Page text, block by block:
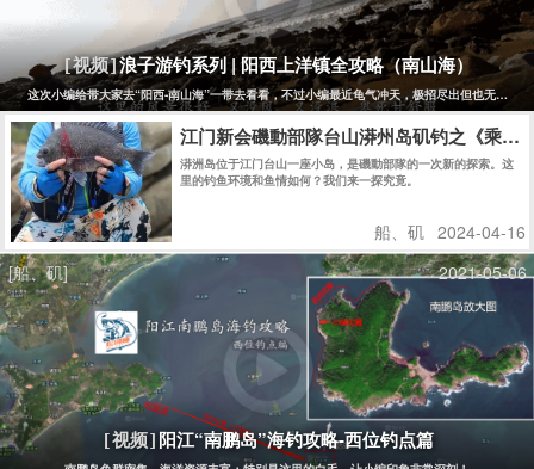
[视频]浪子游钓系列 | 阳西上洋镇全攻略（南山海）
这次小编给带大家去“阳西-南山海”一带去看看，不过小编最近龟气冲天，极招尽出但也无力回
江门新会磯動部隊台山漭州岛矶钓之《乘风
漭洲岛位于江门台山一座小岛，是磯動部隊的一次新的探索。这
里的钓鱼环境和鱼情如何？我们来一探究竟。
船、矶 2024-04-16
[船、矶]
2021-05-06
[视频] 阳江“南鹏岛”海钓攻略-西位钓点篇